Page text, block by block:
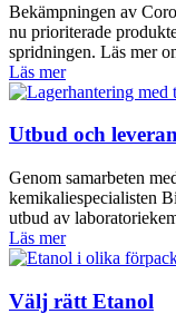
Bekämpningen av
nu prioriterade
spridningen. Läs mer
Läs mer
Utbud och
Genom samarbeten
kemikaliespecialisten
utbud av
Läs mer
Välj rätt Etanol